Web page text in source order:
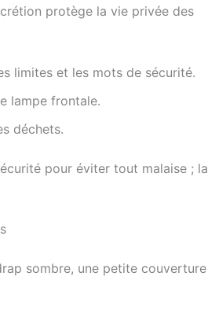
protège la vie privée des
limites et les mots de sécurité.
lampe frontale.
déchets.
pour éviter tout malaise ; la
sombre, une petite couverture